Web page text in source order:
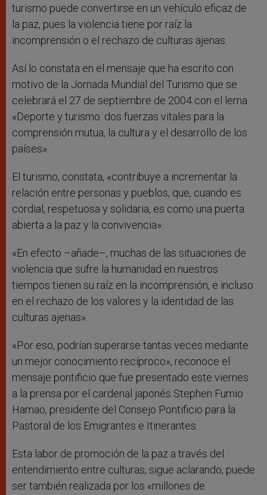
turismo puede convertirse en un vehículo eficaz de
la paz, pues la violencia tiene por raíz la
incomprensión o el rechazo de culturas ajenas.
Así lo constata en el mensaje que ha escrito con
motivo de la Jornada Mundial del Turismo que se
celebrará el 27 de septiembre de 2004 con el lema
«Deporte y turismo: dos fuerzas vitales para la
comprensión mutua, la cultura y el desarrollo de los
países».
El turismo, constata, «contribuye a incrementar la
relación entre personas y pueblos, que, cuando es
cordial, respetuosa y solidaria, es como una puerta
abierta a la paz y la convivencia».
«En efecto –añade–, muchas de las situaciones de
violencia que sufre la humanidad en nuestros
tiempos tienen su raíz en la incomprensión, e incluso
en el rechazo de los valores y la identidad de las
culturas ajenas».
«Por eso, podrían superarse tantas veces mediante
un mejor conocimiento recíproco», reconoce el
mensaje pontificio que fue presentado este viernes
a la prensa por el cardenal japonés Stephen Fumio
Hamao, presidente del Consejo Pontificio para la
Pastoral de los Emigrantes e Itinerantes.
Esta labor de promoción de la paz a través del
entendimiento entre culturas, sigue aclarando, puede
ser también realizada por los «millones de